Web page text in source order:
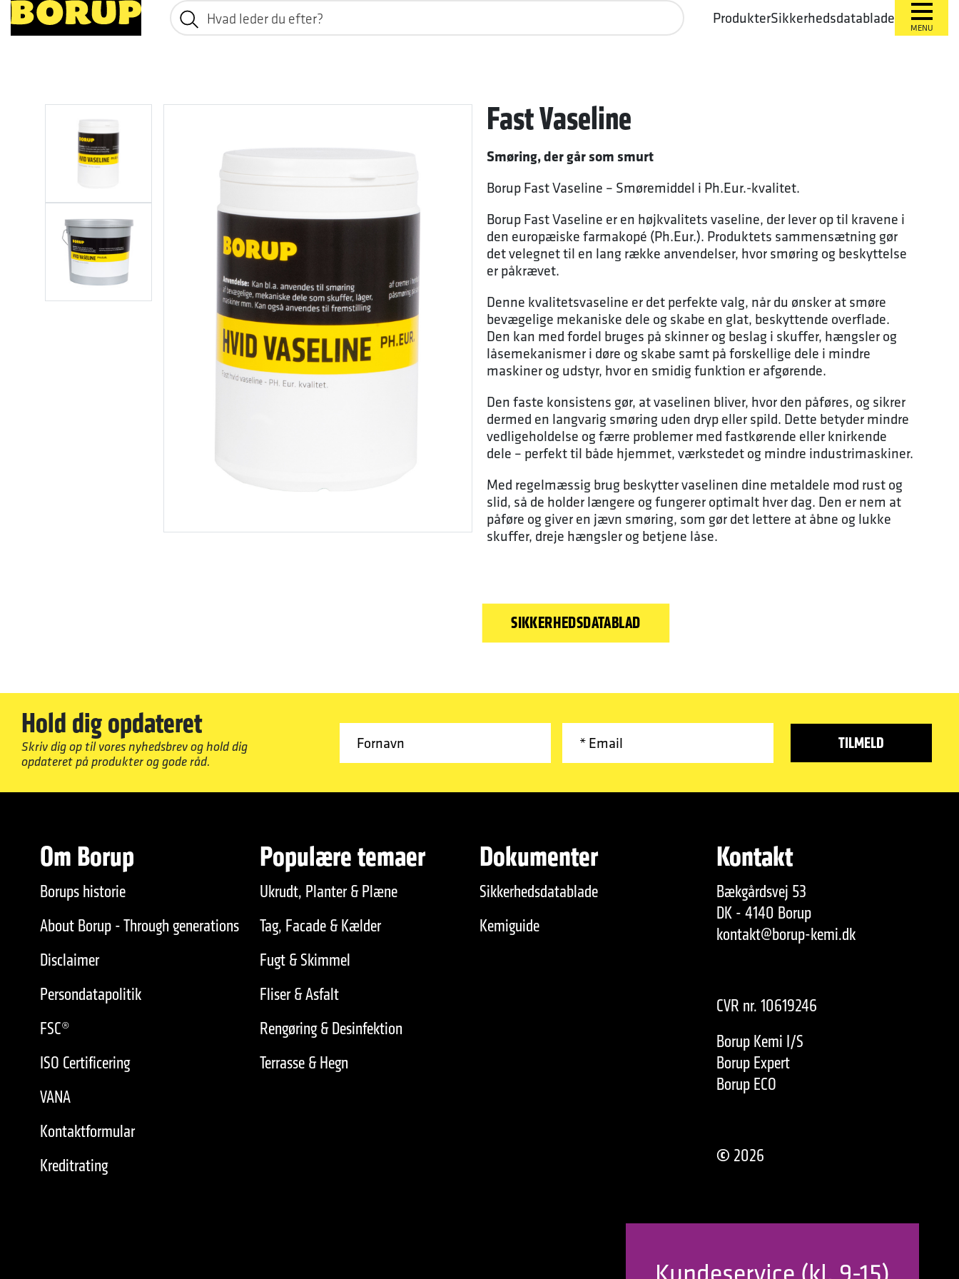
ProdukterSikkerhedsdatablade
MENU
Fast Vaseline
Smøring, der går som smurt
Borup Fast Vaseline – Smøremiddel i Ph.Eur.-kvalitet.
Borup Fast Vaseline er en højkvalitets vaseline, der lever op til kravene i
den europæiske farmakopé (Ph.Eur.). Produktets sammensætning gør
det velegnet til en lang række anvendelser, hvor smøring og beskyttelse
er påkrævet.
Denne kvalitetsvaseline er det perfekte valg, når du ønsker at smøre
bevægelige mekaniske dele og skabe en glat, beskyttende overflade.
Den kan med fordel bruges på skinner og beslag i skuffer, hængsler og
låsemekanismer i døre og skabe samt på forskellige dele i mindre
maskiner og udstyr, hvor en smidig funktion er afgørende.
Den faste konsistens gør, at vaselinen bliver, hvor den påføres, og sikrer
dermed en langvarig smøring uden dryp eller spild. Dette betyder mindre
vedligeholdelse og færre problemer med fastkørende eller knirkende
dele – perfekt til både hjemmet, værkstedet og mindre industrimaskiner.
Med regelmæssig brug beskytter vaselinen dine metaldele mod rust og
slid, så de holder længere og fungerer optimalt hver dag. Den er nem at
påføre og giver en jævn smøring, som gør det lettere at åbne og lukke
skuffer, dreje hængsler og betjene låse.
SIKKERHEDSDATABLAD
Hold dig opdateret
Skriv dig op til vores nyhedsbrev og hold dig
opdateret på produkter og gode råd.
Om Borup
Borups historie
About Borup - Through generations
Disclaimer
Persondatapolitik
FSC®
ISO Certificering
VANA
Kontaktformular
Kreditrating
Populære temaer
Ukrudt, Planter & Plæne
Tag, Facade & Kælder
Fugt & Skimmel
Fliser & Asfalt
Rengøring & Desinfektion
Terrasse & Hegn
Dokumenter
Sikkerhedsdatablade
Kemiguide
Kontakt
Bækgårdsvej 53
DK - 4140 Borup
kontakt@borup-kemi.dk
CVR nr. 10619246
Borup Kemi I/S
Borup Expert
Borup ECO
© 2026
Kundeservice (kl. 9-15)